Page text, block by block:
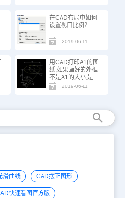
在CAD布局中如何
设置视口比例？
2019-06-11
用CAD打印A1的图
纸,如果画好的外框
不是A1的大小,是否
能打印吗？
2019-06-11
滑曲线 CAD摆正图形
快速看图官方版